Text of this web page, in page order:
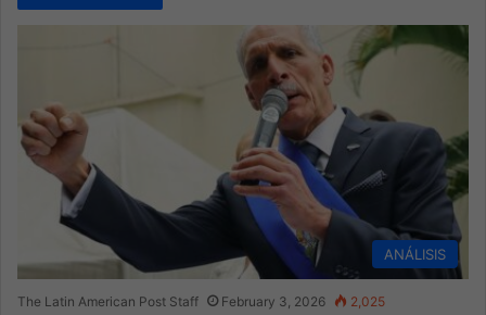
ANÁLISIS
The Latin American Post Staff February 3, 2026 2,025